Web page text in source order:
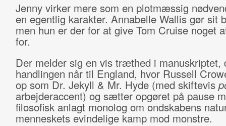
Jenny virker mere som en plotmæssig
en egentlig karakter. Annabelle Wallis gør sit
men hun er der for at give Tom Cruise noget
for.
Der melder sig en vis træthed i manuskriptet,
handlingen når til England, hvor Russell
op som Dr. Jekyll & Mr. Hyde (med skiftevis
arbejderaccent) og sætter opgøret på pause
filosofisk anlagt monolog om ondskabens
menneskets evindelige kamp mod monstre.